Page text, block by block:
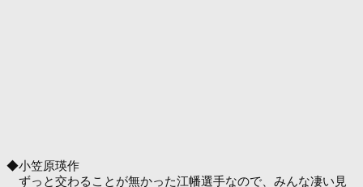
◆小笠原瑛作
ずっと交わることが無かった江幡選手なので、みんな凄い見